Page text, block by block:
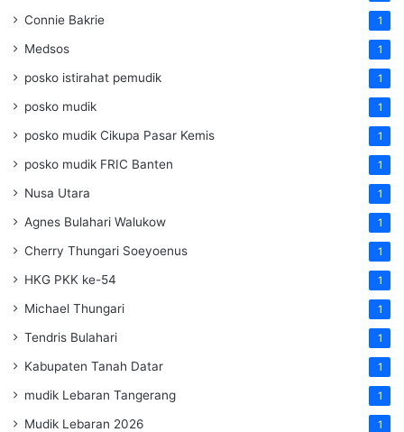
Connie Bakrie 1
Medsos 1
posko istirahat pemudik 1
posko mudik 1
posko mudik Cikupa Pasar Kemis 1
posko mudik FRIC Banten 1
Nusa Utara 1
Agnes Bulahari Walukow 1
Cherry Thungari Soeyoenus 1
HKG PKK ke-54 1
Michael Thungari 1
Tendris Bulahari 1
Kabupaten Tanah Datar 1
mudik Lebaran Tangerang 1
Mudik Lebaran 2026 1